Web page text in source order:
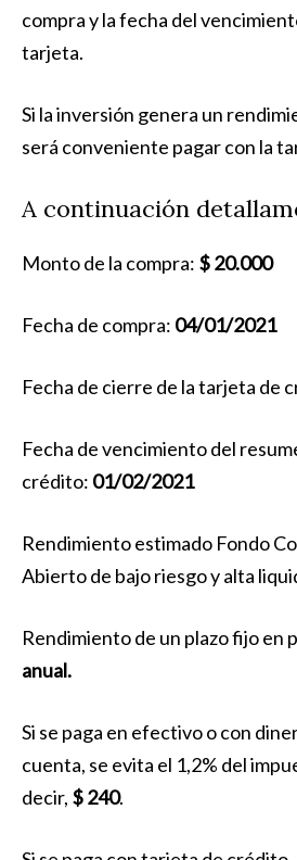
compra y la fecha del
tarjeta.
Si la inversión genera un
será conveniente pagar con la
A continuación
Monto de la compra: $ 20.000
Fecha de compra: 04/01/2021
Fecha de cierre de la tarjeta de
Fecha de vencimiento del
crédito: 01/02/2021
Rendimiento estimado Fondo
Abierto de bajo riesgo y alta
Rendimiento de un plazo fijo en
anual.
Si se paga en efectivo o con
cuenta, se evita el 1,2% del
decir, $ 240.